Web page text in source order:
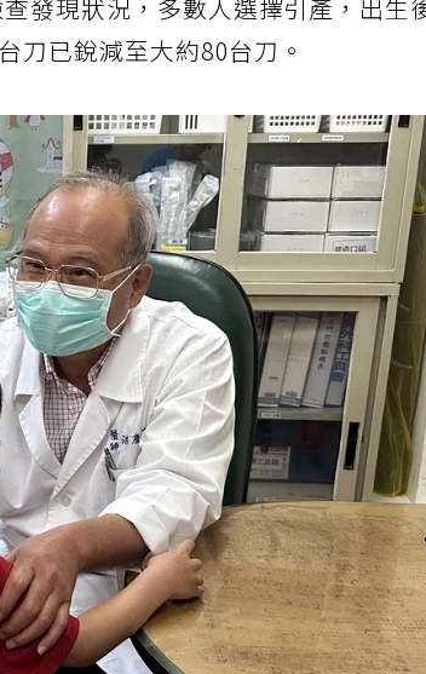
發現狀況，多數人選擇引產，出生
刀已銳減至大約80台刀。